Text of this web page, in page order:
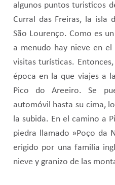
algunos puntos turisticos
Curral das Freiras, la isla
São Lourenço. Como es
a menudo hay nieve en
visitas turísticas.
época en la que viajes a
Pico do Areeiro. Se
automóvil hasta su cima,
la subida. En el camino a
piedra llamado »Poço da
erigido por una familia
nieve y granizo de las